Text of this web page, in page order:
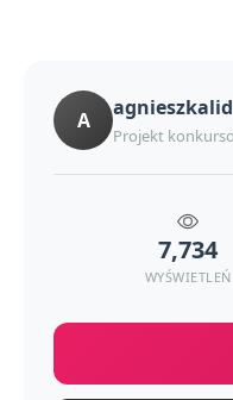
A
Projekt
7,734
WYŚWIETLEŃ